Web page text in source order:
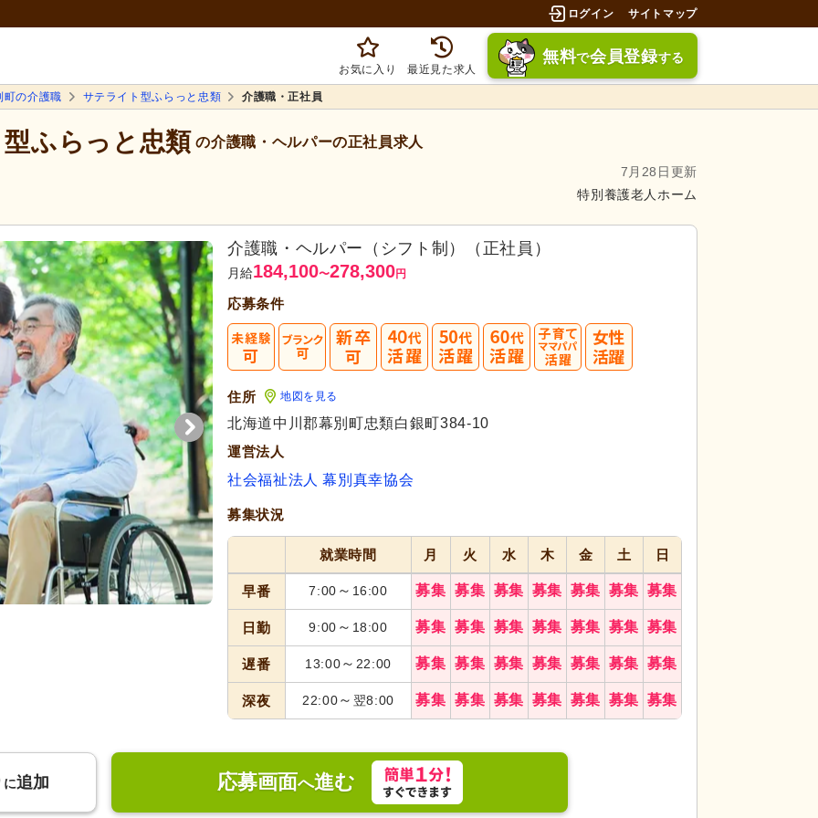
ログイン サイトマップ
お気に入り 最近見た求人
無料で会員登録する
町の介護職 サテライト型ふらっと忠類 介護職・正社員
ふらっと忠類 の介護職・ヘルパーの正社員求人
7月28日更新
特別養護老人ホーム
介護職・ヘルパー（シフト制）（正社員）
月給184,100〜278,300円
応募条件
住所 地図を見る
北海道中川郡幕別町忠類白銀町384-10
運営法人
社会福祉法人 幕別真幸協会
募集状況
就業時間 月 火 水 木 金 土 日
早番 7:00 ～ 16:00 募集 募集 募集 募集 募集 募集 募集
日勤 9:00 ～ 18:00 募集 募集 募集 募集 募集 募集 募集
遅番 13:00～ 22:00 募集 募集 募集 募集 募集 募集 募集
深夜 22:00～ 翌8:00 募集 募集 募集 募集 募集 募集 募集
に追加 応募画面へ進む